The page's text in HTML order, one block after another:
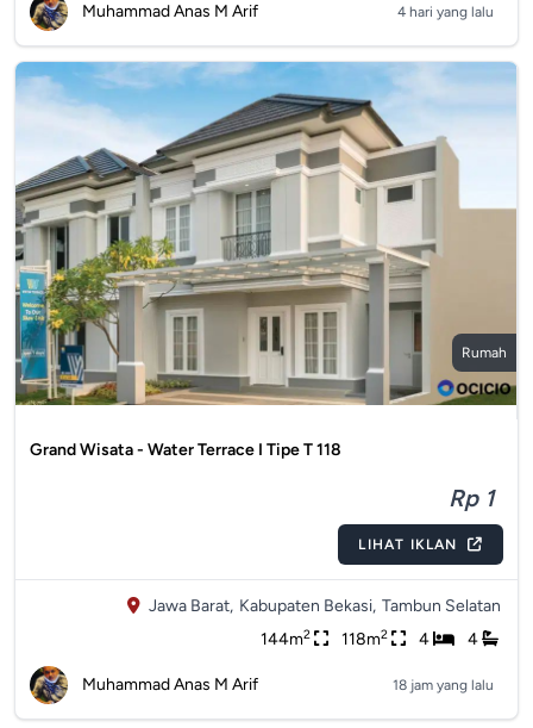
Muhammad Anas M Arif 4 hari yang lalu
Rumah
Grand Wisata - Water Terrace I Tipe T 118
Rp 1
LIHAT IKLAN
Jawa Barat, Kabupaten Bekasi, Tambun Selatan
144m2 118m2 4 4
Muhammad Anas M Arif 18 jam yang lalu